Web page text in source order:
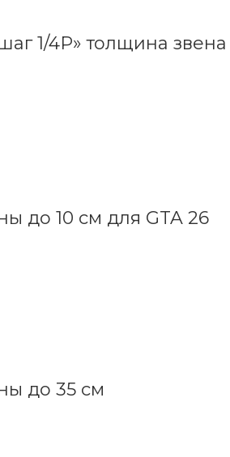
1/4P» толщина звена
до 10 см для GTA 26
до 35 см